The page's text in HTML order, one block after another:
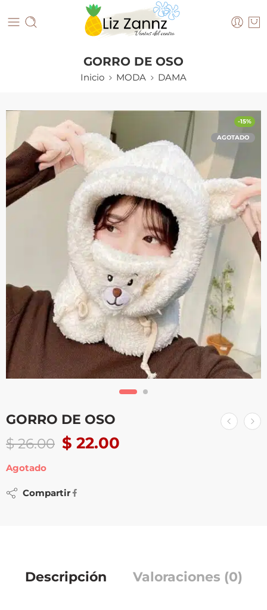
GORRO DE OSO
Inicio MODA DAMA
-15%
AGOTADO
GORRO DE OSO
$26.00 $ 22.00
Agotado
Compartir
Descripción Valoraciones (0)